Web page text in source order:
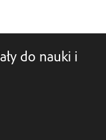
do nauki i